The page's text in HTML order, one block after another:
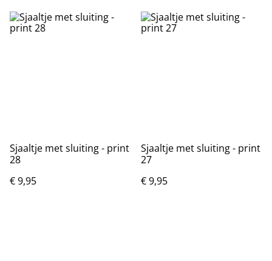
Sjaaltje met sluiting - print
28
€ 9,95
Sjaaltje met sluiting - print
27
€ 9,95